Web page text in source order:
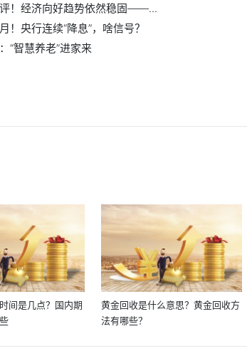
！经济向好趋势依然稳固——...
！央行连续“降息”，啥信号？
“智慧养老”进家来
间是几点？国内期
黄金回收是什么意思？黄金回收方
法有哪些？